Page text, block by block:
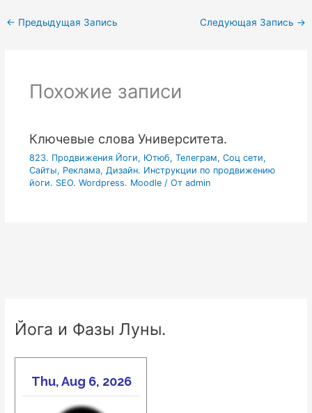
← Предыдущая Запись Следующая Запись →
Похожие записи
Ключевые слова Университета.
823. Продвижения Йоги, Ютюб, Телеграм, Соц сети,
Сайты, Реклама, Дизайн. Инструкции по продвижению
йоги. SEO. Wordpress. Moodle/ От admin
Йога и Фазы Луны.